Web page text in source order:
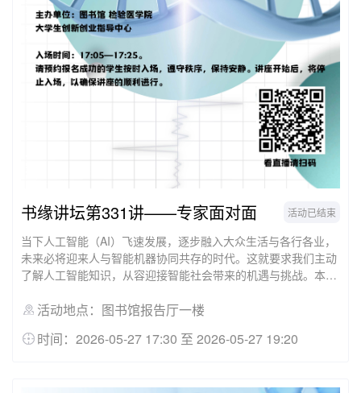
活动已结束
书缘讲坛第331讲——专家面对面
当下人工智能（AI）飞速发展，逐步融入大众生活与各行各业，
未来必将迎来人与智能机器协同共存的时代。这就要求我们主动
了解人工智能知识，从容迎接智能社会带来的机遇与挑战。本讲
点，BP神经网络原理及其在免疫学数据分类中的实际应用，同时
活动地点：图书馆报告厅一楼
时间：2026-05-27 17:30 至 2026-05-27 19:20